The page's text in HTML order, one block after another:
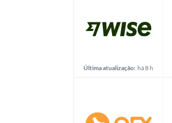
Última atualização: há 8 h